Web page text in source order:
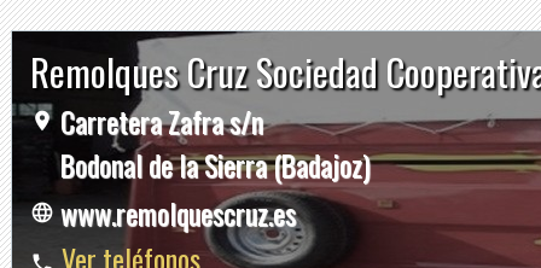
Remolques Cruz Sociedad
Carretera Zafra s/n
Bodonal de la Sierra (Badajoz)
www.remolquescruz.es
Ver teléfonos